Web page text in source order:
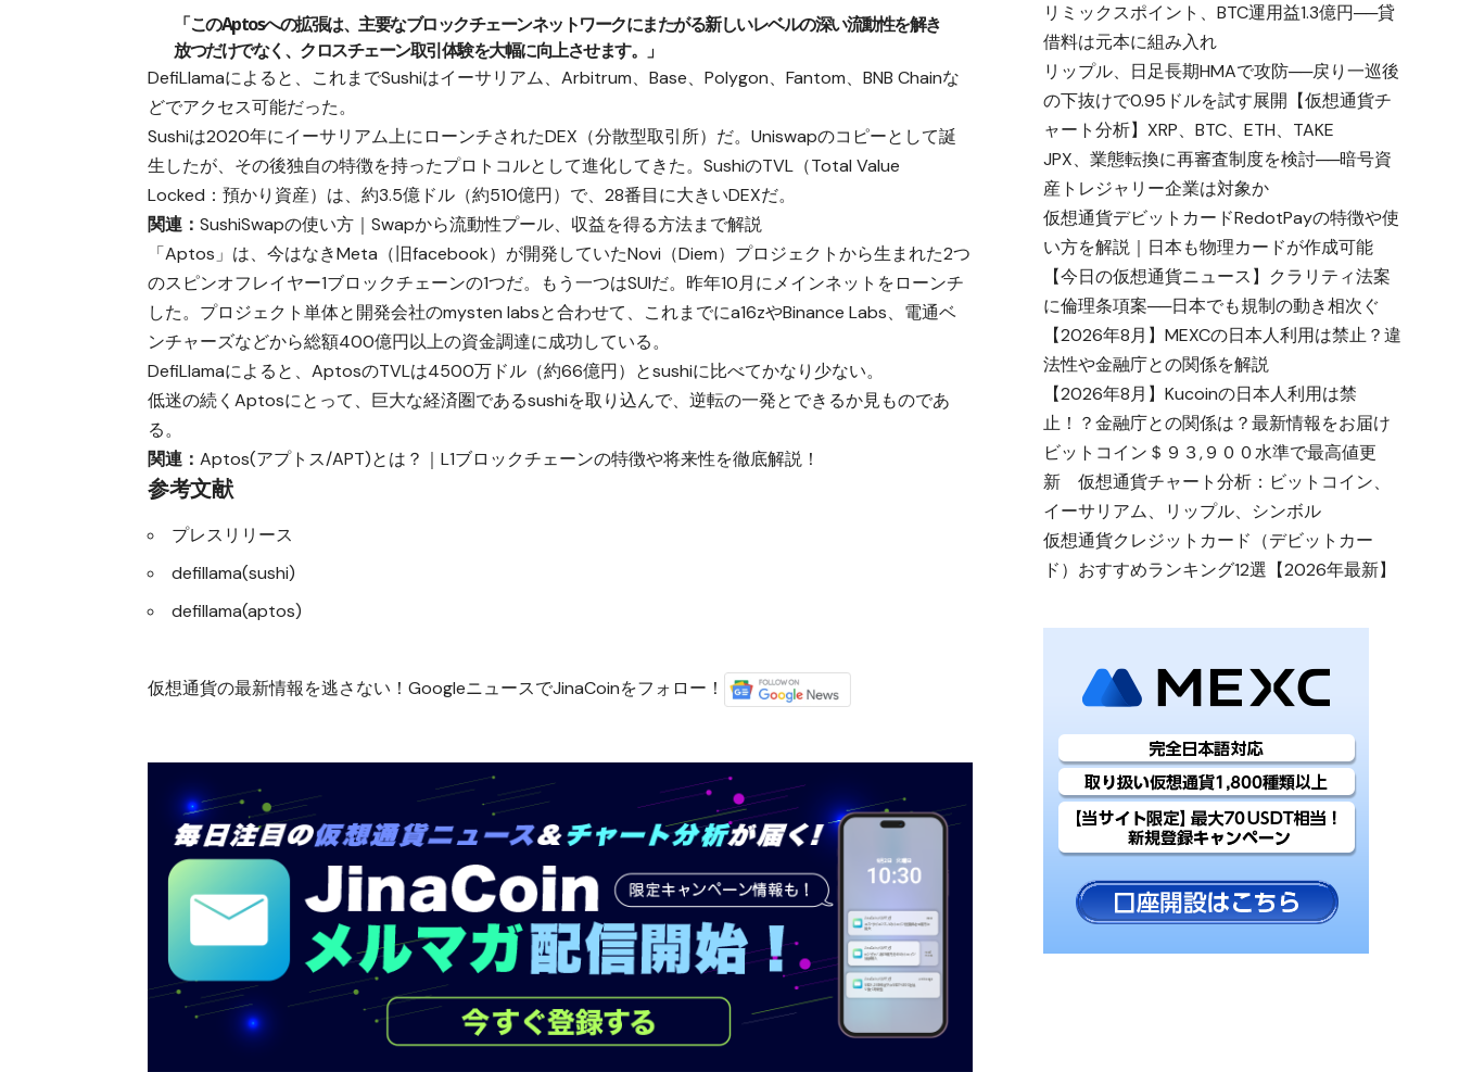
「このAptosへの拡張は、主要なブロックチェーンネットワークにまたがる新しいレベルの深い流動性を解き
放つだけでなく、クロスチェーン取引体験を大幅に向上させます。」
DefiLlamaによると、これまでSushiはイーサリアム、Arbitrum、Base、Polygon、Fantom、BNB Chainな
どでアクセス可能だった。
Sushiは2020年にイーサリアム上にローンチされたDEX（分散型取引所）だ。Uniswapのコピーとして誕
生したが、その後独自の特徴を持ったプロトコルとして進化してきた。SushiのTVL（Total Value
Locked：預かり資産）は、約3.5億ドル（約510億円）で、28番目に大きいDEXだ。
関連：SushiSwapの使い方｜Swapから流動性プール、収益を得る方法まで解説
「Aptos」は、今はなきMeta（旧facebook）が開発していたNovi（Diem）プロジェクトから生まれた2つ
のスピンオフレイヤー1ブロックチェーンの1つだ。もう一つはSUIだ。昨年10月にメインネットをローンチ
した。プロジェクト単体と開発会社のmysten labsと合わせて、これまでにa16zやBinance Labs、電通ベ
ンチャーズなどから総額400億円以上の資金調達に成功している。
DefiLlamaによると、AptosのTVLは4500万ドル（約66億円）とsushiに比べてかなり少ない。
低迷の続くAptosにとって、巨大な経済圏であるsushiを取り込んで、逆転の一発とできるか見ものであ
る。
関連：Aptos(アプトス/APT)とは？｜L1ブロックチェーンの特徴や将来性を徹底解説！
参考文献
プレスリリース
defillama(sushi)
defillama(aptos)
仮想通貨の最新情報を逃さない！GoogleニュースでJinaCoinをフォロー！
リミックスポイント、BTC運用益1.3億円──貸
借料は元本に組み入れ
リップル、日足長期HMAで攻防──戻り一巡後
の下抜けで0.95ドルを試す展開【仮想通貨チ
ャート分析】XRP、BTC、ETH、TAKE
JPX、業態転換に再審査制度を検討──暗号資
産トレジャリー企業は対象か
仮想通貨デビットカードRedotPayの特徴や使
い方を解説｜日本も物理カードが作成可能
【今日の仮想通貨ニュース】クラリティ法案
に倫理条項案──日本でも規制の動き相次ぐ
【2026年8月】MEXCの日本人利用は禁止？違
法性や金融庁との関係を解説
【2026年8月】Kucoinの日本人利用は禁
止！？金融庁との関係は？最新情報をお届け
ビットコイン＄９３,９００水準で最高値更
新 仮想通貨チャート分析：ビットコイン、
イーサリアム、リップル、シンボル
仮想通貨クレジットカード（デビットカー
ド）おすすめランキング12選【2026年最新】